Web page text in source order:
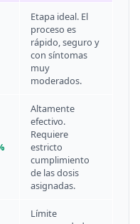
Etapa ideal. El
proceso es
rápido, seguro y
con síntomas
muy
moderados.
Altamente
efectivo.
Requiere
estricto
cumplimiento
de las dosis
asignadas.
Límite